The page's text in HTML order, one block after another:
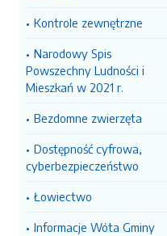
Kontrole zewnętrzne
Narodowy Spis
Powszechny Ludności i
Mieszkań w 2021 r.
Bezdomne zwierzęta
Dostępność cyfrowa,
cyberbezpieczeństwo
Łowiectwo
Informacje Wóta Gminy